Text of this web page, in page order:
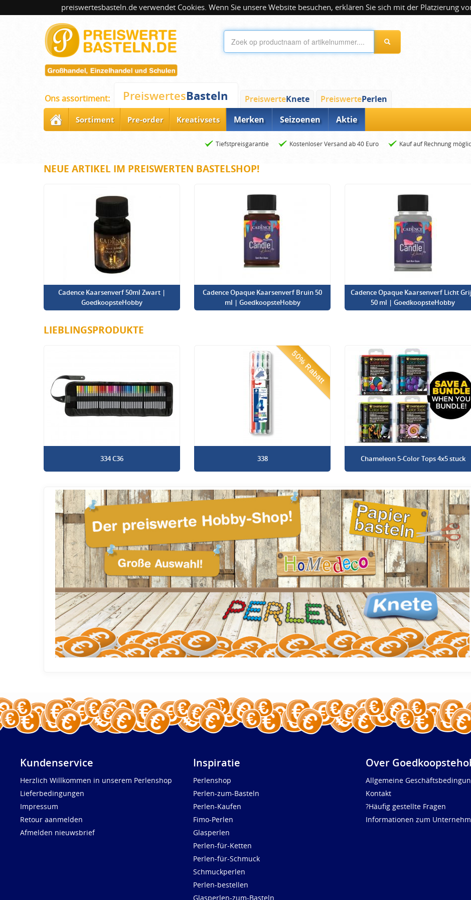
preiswertesbasteln.de verwendet Cookies. Wenn Sie unsere Website besuchen, erklären Sie sich mit der Platzierung
Ons assortiment: PreiswertesBasteln PreiswerteKnete PreiswertePerlen
Sortiment Pre-order Kreativsets Merken Seizoenen Aktie
Tiefstpreisgarantie Kostenloser Versand ab 40 Euro Kauf auf Rechnung
NEUE ARTIKEL IM PREISWERTEN BASTELSHOP!
Cadence Kaarsenverf 50ml Zwart |
GoedkoopsteHobby
Cadence Opaque Kaarsenverf Bruin 50
ml | GoedkoopsteHobby
Cadence Opaque Kaarsenverf Licht
50 ml | GoedkoopsteHobby
LIEBLINGSPRODUKTE
334 C36
50% Rabatt
338 Chameleon 5-Color Tops 4x5 stuck
Kundenservice
Herzlich Willkommen in unserem Perlenshop
Lieferbedingungen
Impressum
Retour aanmelden
Afmelden nieuwsbrief
Inspiratie
Perlenshop
Perlen-zum-Basteln
Perlen-Kaufen
Fimo-Perlen
Glasperlen
Perlen-für-Ketten
Perlen-für-Schmuck
Schmuckperlen
Perlen-bestellen
Glasperlen-zum-Basteln
Over
Allgemeine
Kontakt
?Häufig gestellte Fragen
Informationen zum